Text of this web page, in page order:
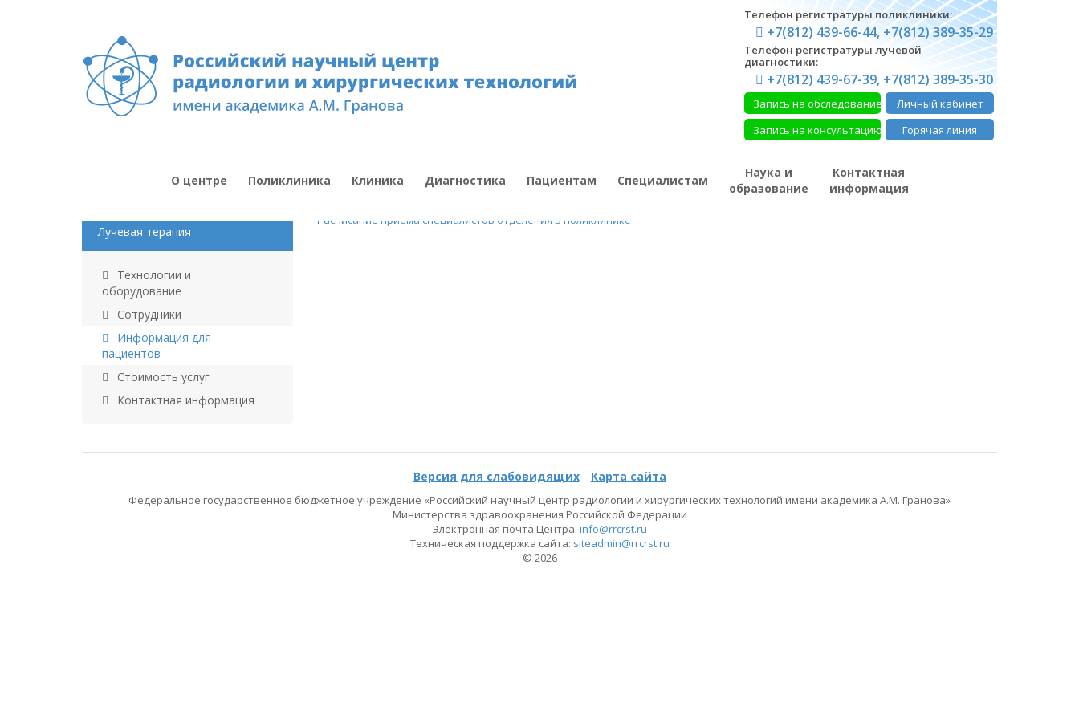
Телефон регистратуры поликлиники:
+7(812) 439-66-44, +7(812) 389-35-29
Телефон регистратуры лучевой
диагностики:
+7(812) 439-67-39, +7(812) 389-35-30
Запись на обследование
Личный кабинет
Запись на консультацию
Горячая линия
О центре Поликлиника Клиника Диагностика Пациентам Специалистам
Наука и
образование
Контактная
информация
Лучевая терапия
Технологии и
оборудование
Сотрудники
Информация для
пациентов
Стоимость услуг
Контактная информация
Расписание приема специалистов отделения в поликлинике
Версия для слабовидящих Карта сайта
Федеральное государственное бюджетное учреждение «Российский научный центр радиологии и хирургических технологий имени академика А.М. Гранова»
Министерства здравоохранения Российской Федерации
Электронная почта Центра: info@rrcrst.ru
Техническая поддержка сайта: siteadmin@rrcrst.ru
© 2026